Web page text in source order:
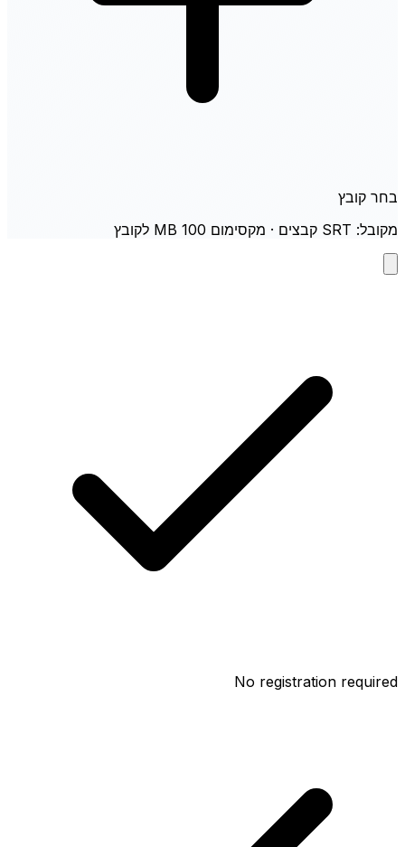
בחר קובץ
מקובל: SRT קבצים · מקסימום 100 MB לקובץ
No registration required